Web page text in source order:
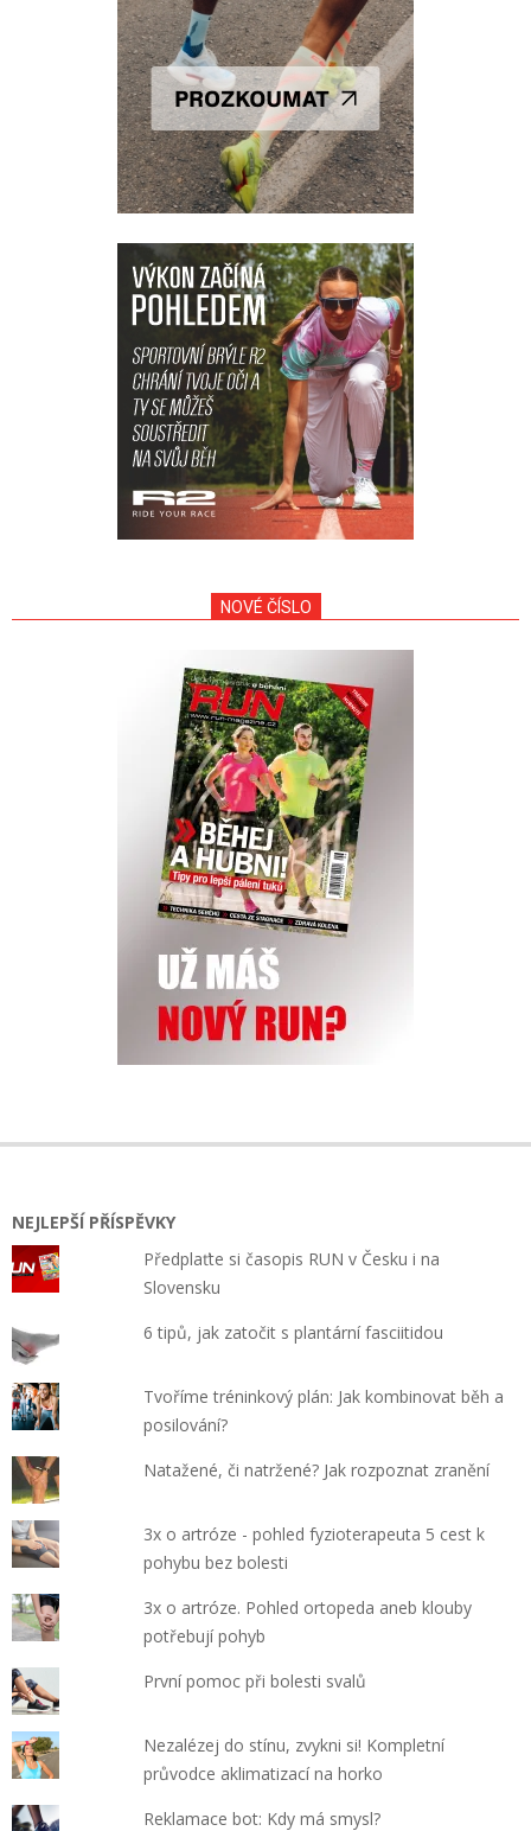
NOVÉ ČÍSLO
NEJLEPŠÍ PŘÍSPĚVKY
Předplaťte si časopis RUN v Česku i na
Slovensku
6 tipů, jak zatočit s plantární fasciitidou
Tvoříme tréninkový plán: Jak kombinovat běh a
posilování?
Natažené, či natržené? Jak rozpoznat zranění
3x o artróze - pohled fyzioterapeuta 5 cest k
pohybu bez bolesti
3x o artróze. Pohled ortopeda aneb klouby
potřebují pohyb
První pomoc při bolesti svalů
Nezalézej do stínu, zvykni si! Kompletní
průvodce aklimatizací na horko
Reklamace bot: Kdy má smysl?